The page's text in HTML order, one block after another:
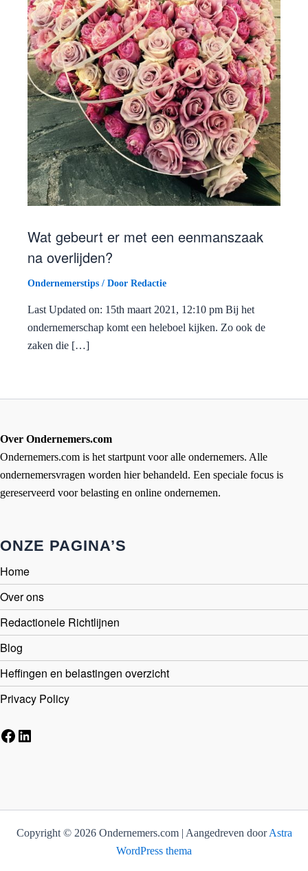
Wat gebeurt er met een eenmanszaak
na overlijden?
Ondernemerstips / Door Redactie
Last Updated on: 15th maart 2021, 12:10 pm Bij het
ondernemerschap komt een heleboel kijken. Zo ook de
zaken die […]
Over Ondernemers.com
Ondernemers.com is het startpunt voor alle ondernemers. Alle
ondernemersvragen worden hier behandeld. Een speciale focus is
gereserveerd voor belasting en online ondernemen.
ONZE PAGINA’S
Home
Over ons
Redactionele Richtlijnen
Blog
Heffingen en belastingen overzicht
Privacy Policy
Facebook
LinkedIn
Copyright © 2026 Ondernemers.com | Aangedreven doorAstra
WordPress thema